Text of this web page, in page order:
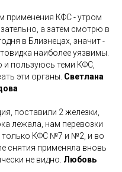
применения КФС - утром
а затем смотрю в
в Близнецах, значит -
наиболее уязвимы.
и пользуюсь теми КФС,
эти органы. Светлана
поставили 2 железки,
лежала, нам перевозки
только КФС №7 и №2, и во
снятия применяла вновь
не видно. Любовь